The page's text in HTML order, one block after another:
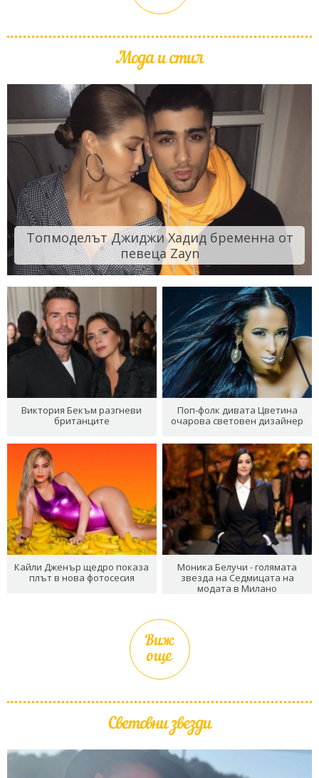
Мода и стил
Топмоделът Джиджи Хадид бременна от
певеца Zayn
Виктория Бекъм разгневи
британците
Поп-фолк дивата Цветина
очарова световен дизайнер
Кайли Дженър щедро показа
плът в нова фотосесия
Моника Белучи - голямата
звезда на Седмицата на
модата в Милано
Виж
още
Световни звезди